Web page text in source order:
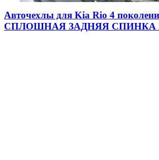
Авточехлы для Kia Rio 4
СПЛОШНАЯ ЗАДНЯЯ СПИНКА